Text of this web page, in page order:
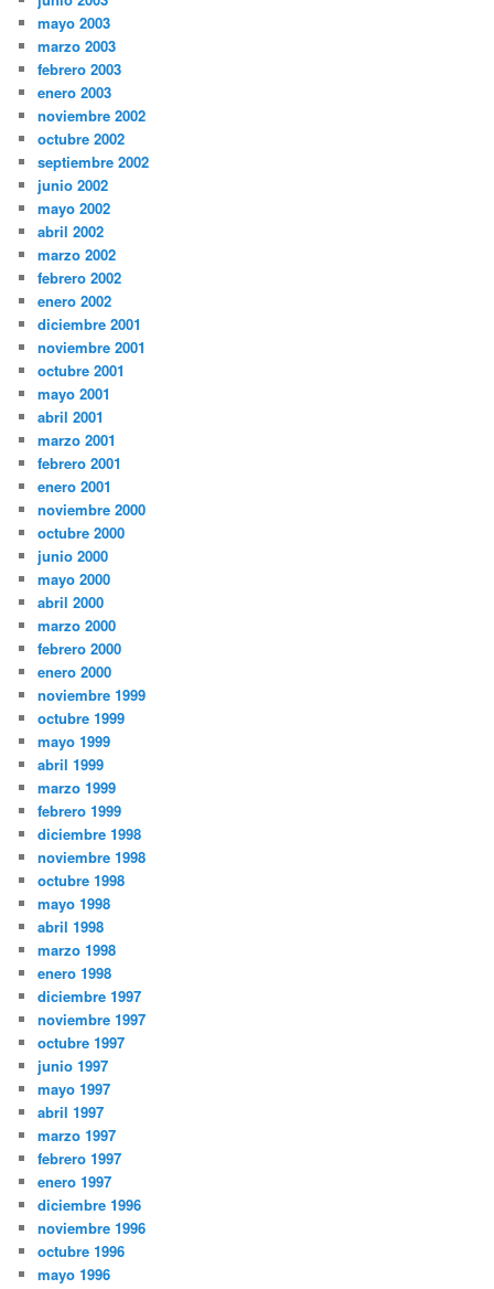
mayo 2003
marzo 2003
febrero 2003
enero 2003
noviembre 2002
octubre 2002
septiembre 2002
junio 2002
mayo 2002
abril 2002
marzo 2002
febrero 2002
enero 2002
diciembre 2001
noviembre 2001
octubre 2001
mayo 2001
abril 2001
marzo 2001
febrero 2001
enero 2001
noviembre 2000
octubre 2000
junio 2000
mayo 2000
abril 2000
marzo 2000
febrero 2000
enero 2000
noviembre 1999
octubre 1999
mayo 1999
abril 1999
marzo 1999
febrero 1999
diciembre 1998
noviembre 1998
octubre 1998
mayo 1998
abril 1998
marzo 1998
enero 1998
diciembre 1997
noviembre 1997
octubre 1997
junio 1997
mayo 1997
abril 1997
marzo 1997
febrero 1997
enero 1997
diciembre 1996
noviembre 1996
octubre 1996
mayo 1996